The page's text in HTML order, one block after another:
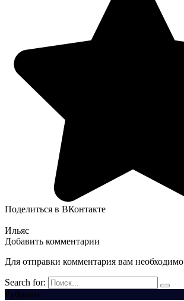
Поделиться в ВКонтакте
Ильяс
Добавить комментарии
Для отправки комментария вам необходимо
Search for:
Рубрики